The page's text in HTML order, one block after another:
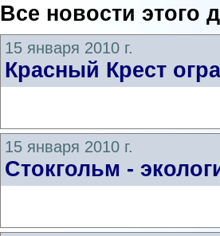
Все новости этого
15 января 2010 г.
Красный Крест
15 января 2010 г.
Стокгольм -